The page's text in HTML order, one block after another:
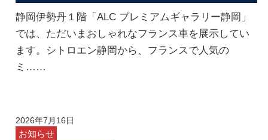
静岡伊勢丹１階「ALC プレミアムギャラリー静岡」
では、ただいまおしゃれなフランス車を展示してい
ます。シトロエン静岡から、フランスで人気の
ミ……
2026年7月16日
お知らせ